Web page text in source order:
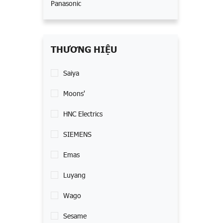
Panasonic
THƯƠNG HIỆU
Saiya
Moons'
HNC Electrics
SIEMENS
Emas
Luyang
Wago
Sesame